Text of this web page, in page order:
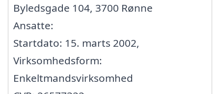
Byledsgade 104, 3700 Rønne
Ansatte:
Startdato: 15. marts 2002,
Virksomhedsform:
Enkeltmandsvirksomhed